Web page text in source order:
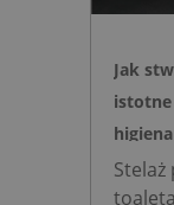
Jak
Stelaż